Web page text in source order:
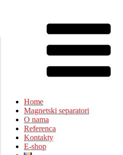
Home
Magnetski separatori
O nama
Referenca
Kontakty
E-shop